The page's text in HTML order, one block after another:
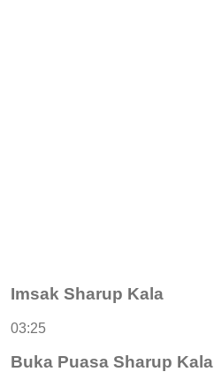
Imsak Sharup Kala
03:25
Buka Puasa Sharup Kala